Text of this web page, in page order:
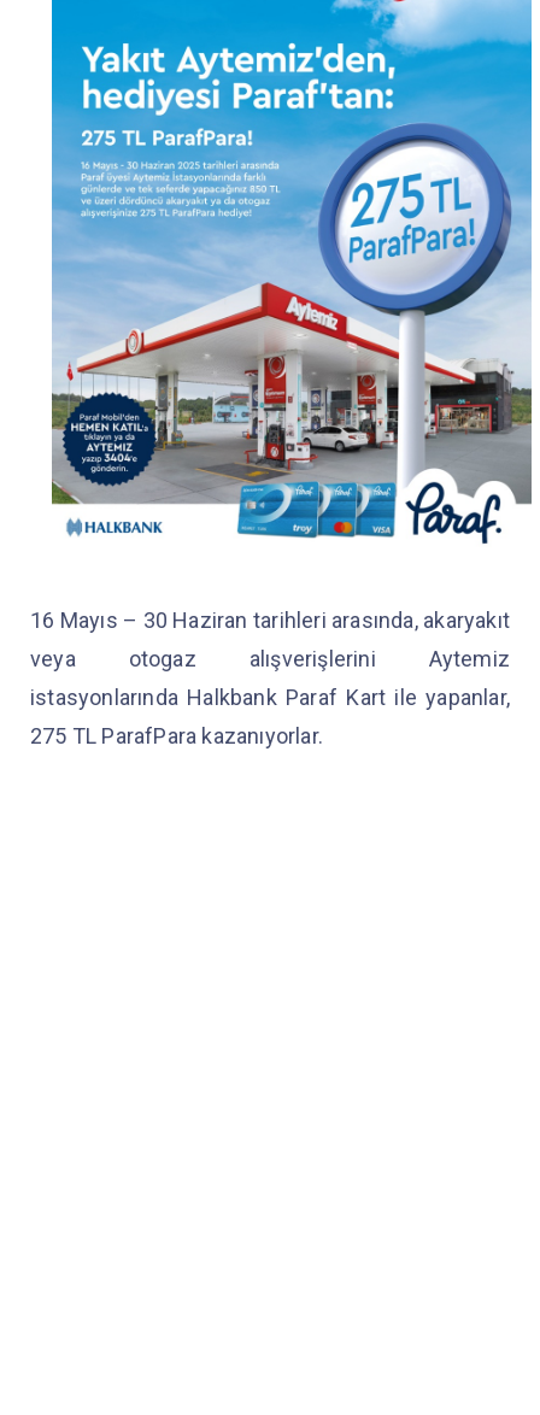
16 Mayıs – 30 Haziran tarihleri arasında, akaryakıt
veya otogaz alışverişlerini Aytemiz
istasyonlarında Halkbank Paraf Kart ile yapanlar,
275 TL ParafPara kazanıyorlar.